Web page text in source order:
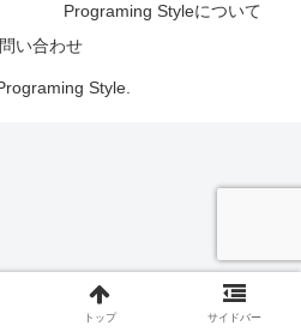
Programing Styleについて
い合わせ
Style.
トップ サイドバー